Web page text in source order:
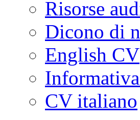
Risorse
Dicono di
English CV
CV italiano